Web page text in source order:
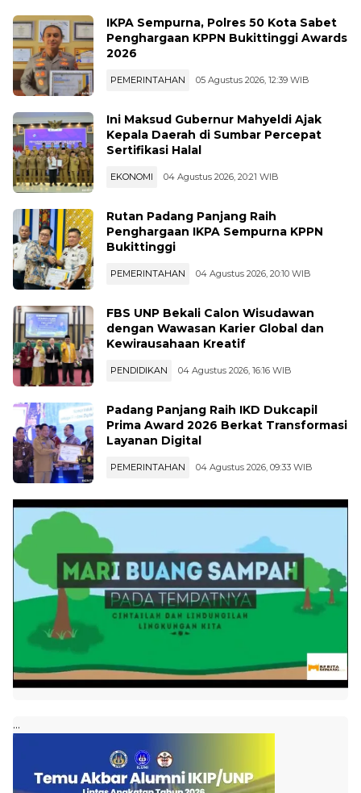
IKPA Sempurna, Polres 50 Kota Sabet
Penghargaan KPPN Bukittinggi Awards
2026
PEMERINTAHAN 05 Agustus 2026, 12:39 WIB
Ini Maksud Gubernur Mahyeldi Ajak
Kepala Daerah di Sumbar Percepat
Sertifikasi Halal
EKONOMI 04 Agustus 2026, 20:21 WIB
Rutan Padang Panjang Raih
Penghargaan IKPA Sempurna KPPN
Bukittinggi
PEMERINTAHAN 04 Agustus 2026, 20:10 WIB
FBS UNP Bekali Calon Wisudawan
dengan Wawasan Karier Global dan
Kewirausahaan Kreatif
PENDIDIKAN 04 Agustus 2026, 16:16 WIB
Padang Panjang Raih IKD Dukcapil
Prima Award 2026 Berkat Transformasi
Layanan Digital
PEMERINTAHAN 04 Agustus 2026, 09:33 WIB
...